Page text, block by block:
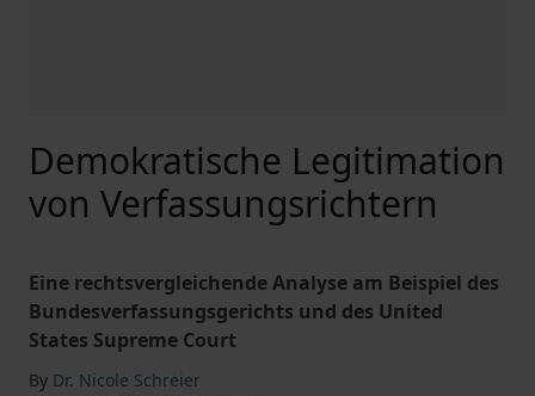
Demokratische Legitimation
von Verfassungsrichtern
Eine rechtsvergleichende Analyse am Beispiel des
Bundesverfassungsgerichts und des United
States Supreme Court
By Dr. Nicole Schreier